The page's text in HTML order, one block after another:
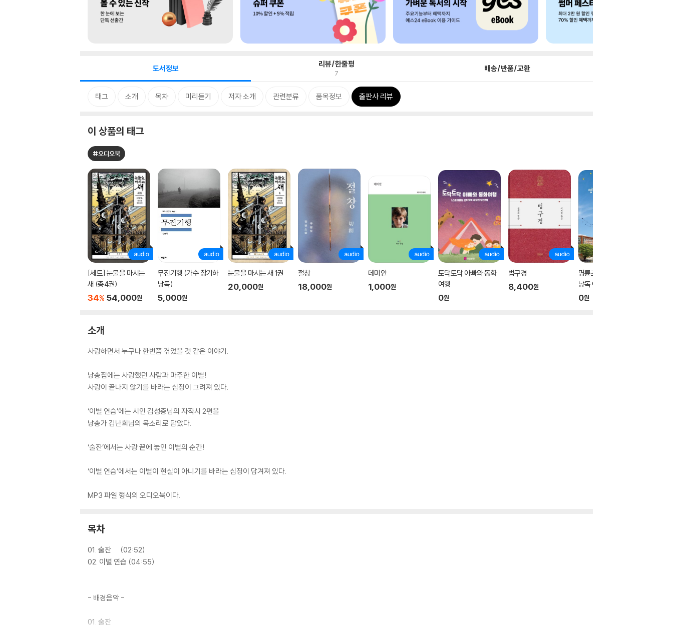
도서정보 리뷰/한줄평
7 배송/반품/교환
태그 소개 목차 미리듣기 저자 소개 관련분류 품목정보 출판사 리뷰
이 상품의 태그
#오디오북
[세트] 눈물을 마시는
새 (총4권)
34% 54,000원
무진기행 (가수 장기하
낭독)
5,000원
눈물을 마시는 새 1권
20,000원
절창
18,000원
데미안
1,000원
토닥토닥 아빠와 동화
여행
0원
법구경
8,400원
명륜초등학교 4학년의
낭독 어린왕자
0원
소개
사랑하면서 누구나 한번쯤 겪었을 것 같은 이야기.
낭송집에는 사랑했던 사람과 마주한 이별!
사랑이 끝나지 않기를 바라는 심정이 그려져 있다.
‘이별 연습’에는 시인 김성충님의 자작시 2편을
낭송가 김난희님의 목소리로 담았다.
‘술잔’에서는 사랑 끝에 놓인 이별의 순간!
‘이별 연습’에서는 이별이 현실이 아니기를 바라는 심정이 담겨져 있다.
MP3 파일 형식의 오디오북이다.
목차
01. 술잔 (02:52)
02. 이별 연습 (04:55)
- 배경음악 -
01. 술잔